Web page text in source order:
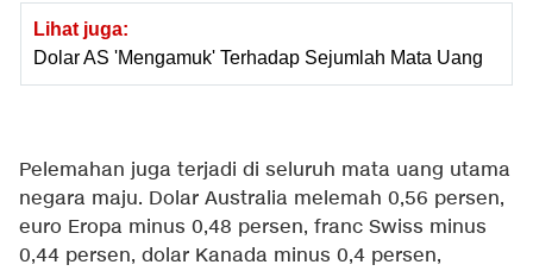
Lihat juga:
Dolar AS 'Mengamuk' Terhadap Sejumlah Mata Uang
Pelemahan juga terjadi di seluruh mata uang utama
negara maju. Dolar Australia melemah 0,56 persen,
euro Eropa minus 0,48 persen, franc Swiss minus
0,44 persen, dolar Kanada minus 0,4 persen,